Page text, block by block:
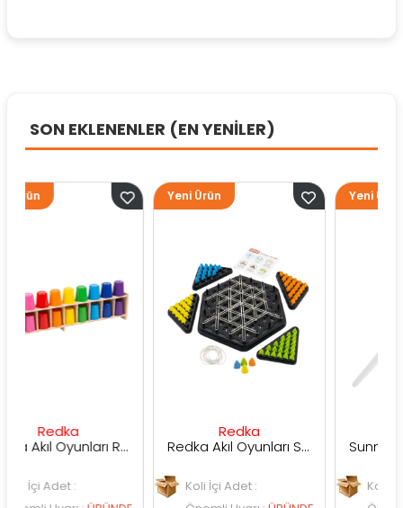
SON EKLENENLER (EN YENİLER)
Redka Akıl Oyunları Renk Dedektifi Oyunu
Redka Akıl Oyunları Strateji Üçgeni Oyunu
Koli İçi Adet :
Yeni Ürün
Koli İçi Adet :
Yeni Ürün